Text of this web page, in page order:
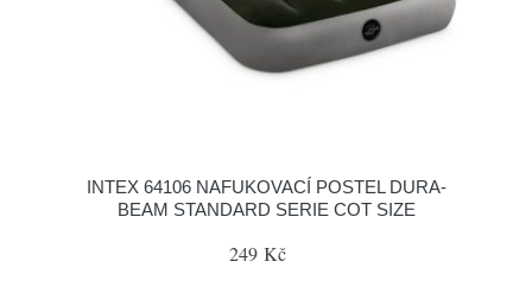
INTEX 64106 NAFUKOVACÍ POSTEL DURA-
BEAM STANDARD SERIE COT SIZE
249 Kč